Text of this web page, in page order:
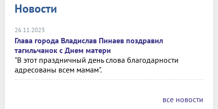
Новости
26.11.2023
Глава города Владислав Пинаев поздравил
тагильчанок с Днем матери
"В этот праздничный день слова благодарности
адресованы всем мамам".
все новости